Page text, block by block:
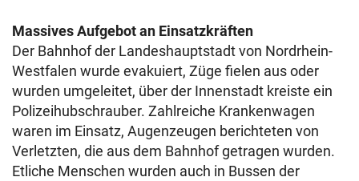
Massives Aufgebot an Einsatzkräften
Der Bahnhof der Landeshauptstadt von Nordrhein-
Westfalen wurde evakuiert, Züge fielen aus oder
wurden umgeleitet, über der Innenstadt kreiste ein
Polizeihubschrauber. Zahlreiche Krankenwagen
waren im Einsatz, Augenzeugen berichteten von
Verletzten, die aus dem Bahnhof getragen wurden.
Etliche Menschen wurden auch in Bussen der